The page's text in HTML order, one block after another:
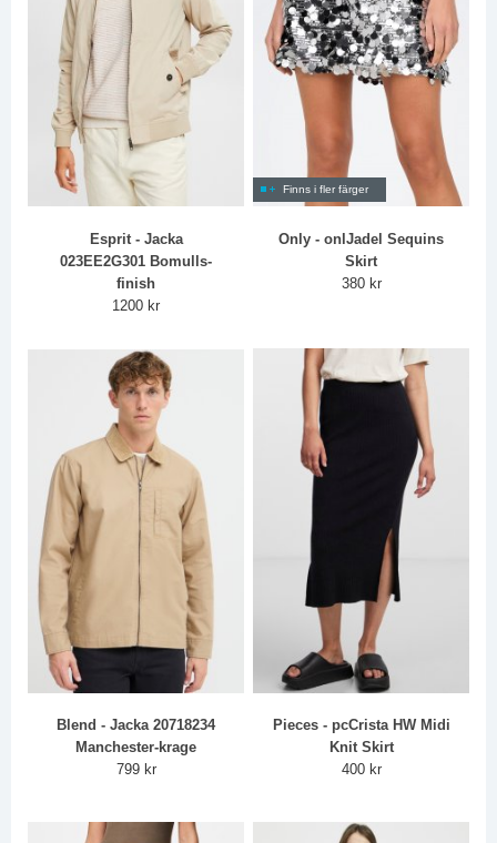
Esprit - Jacka
023EE2G301 Bomulls-
finish
1200 kr
Finns i fler färger
Only - onlJadel Sequins
Skirt
380 kr
Blend - Jacka 20718234
Manchester-krage
799 kr
Pieces - pcCrista HW Midi
Knit Skirt
400 kr